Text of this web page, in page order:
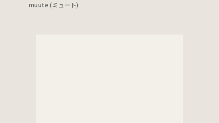
muute (ミュート)